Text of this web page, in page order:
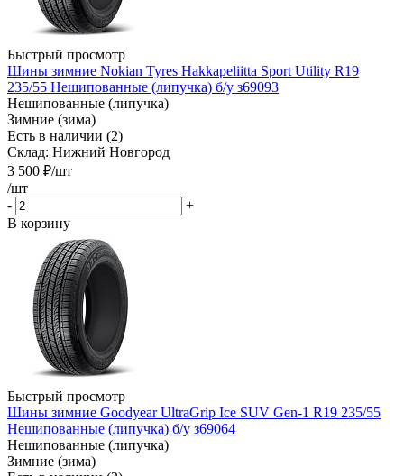
Быстрый просмотр
Шины зимние Nokian Tyres Hakkapeliitta Sport Utility R19
235/55 Нешипованные (липучка) б/у з69093
Нешипованные (липучка)
Зимние (зима)
Есть в наличии (2)
Склад: Нижний Новгород
3 500 ₽/шт
/шт
-
+
В корзину
Быстрый просмотр
Шины зимние Goodyear UltraGrip Ice SUV Gen-1 R19 235/55
Нешипованные (липучка) б/у з69064
Нешипованные (липучка)
Зимние (зима)